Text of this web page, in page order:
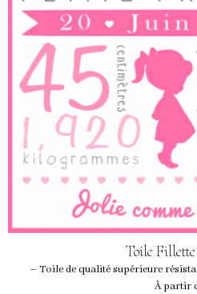
Toile
– Toile de qualité supérieure
À partir